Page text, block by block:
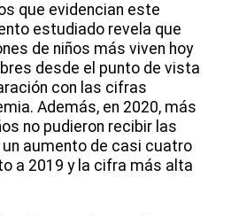
que evidencian este
estudiado revela que
de niños más viven hoy
desde el punto de vista
con las cifras
Además, en 2020, más
no pudieron recibir las
aumento de casi cuatro
a 2019 y la cifra más alta